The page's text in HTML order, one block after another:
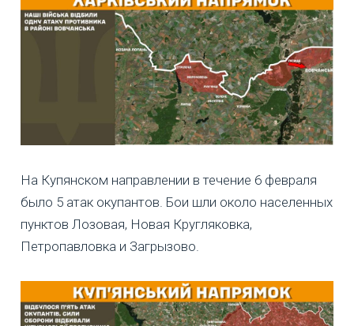
На Купянском направлении в течение 6 февраля
было 5 атак окупантов. Бои шли около населенных
пунктов Лозовая, Новая Кругляковка,
Петропавловка и Загрызово.